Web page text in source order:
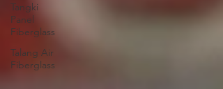
Tangki
Panel
Fiberglass
Talang Air
Fiberglass